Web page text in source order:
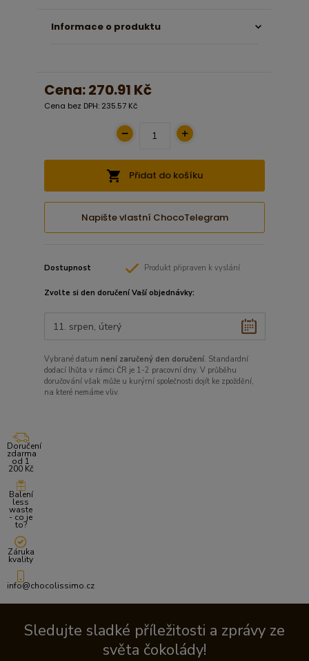
Informace o produktu
Cena:270.91 Kč
Cena bez DPH: 235.57 Kč
Přidat do košíku
Napište vlastní ChocoTelegram
Dostupnost Produkt připraven k vyslání
Zvolte si den doručení Vaší objednávky:
Vybrané datum není zaručený den doručení. Standardní
dodací lhůta v rámci ČR je 1-2 pracovní dny. V průběhu
doručování však může u kurýrní společnosti dojít ke zpoždění,
na které nemáme vliv.
Doručení
zdarma
od 1
200 Kč
Balení
less
waste
- co je
to?
Záruka
kvality
info@chocolissimo.cz
Sledujte sladké příležitosti a zprávy ze
světa čokolády!